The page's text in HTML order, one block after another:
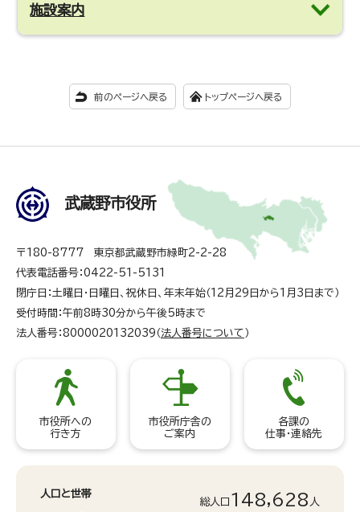
施設案内
前のページへ戻る トップページへ戻る
武蔵野市役所
〒180-8777 東京都武蔵野市緑町2-2-28
代表電話番号：0422-51-5131
閉庁日：土曜日・日曜日、祝休日、年末年始（12月29日から1月3日まで）
受付時間：午前8時30分から午後5時まで
法人番号：8000020132039（ 法人番号について ）
市役所への
行き方
市役所庁舎の
ご案内
各課の
仕事・連絡先
人口と世帯
総人口 148,628 人